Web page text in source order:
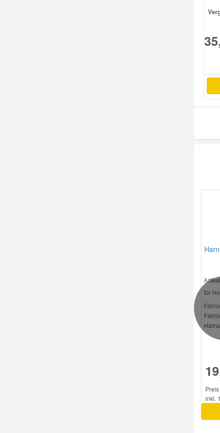
für
inkl.